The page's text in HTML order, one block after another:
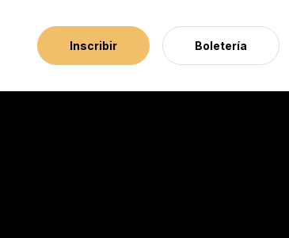
Inscribir Boletería